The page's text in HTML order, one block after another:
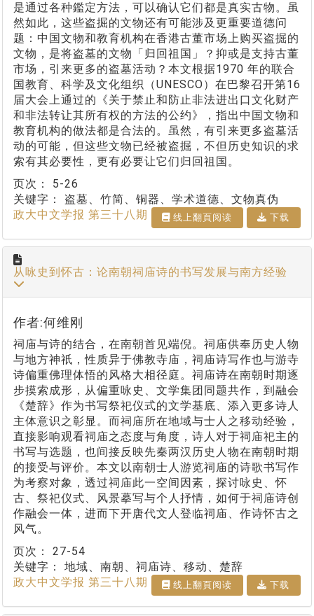
是通过各种鑑定方法，可以确认它们都是真实古物。虽
然如此，这些盗掘的文物还有可能涉及更重要道德问
题：中国文物和教育机构在香港古董市场上购买盗掘的
文物，是将盗墓的文物「归回祖国」？抑或是支持古董
市场，引来更多的盗墓活动？本文根据1970 年的联合
国教育、科学及文化组织（UNESCO）在巴黎召开第16
届大会上通过的《关于禁止和防止非法进出口文化财产
和非法转让其所有权的方法的公约》，指出中国文物和
教育机构的做法都是合法的。虽然，有引来更多盗墓活
动的可能，但这些文物已经被盗掘，不但历史知识的求
索有其必要性，更有必要让它们归回祖国。
页次： 5-26
关键字： 盗墓、竹简、铜器、学术道德、文物真伪
政大中文学报 第三十八期
线上翻⾴阅读 下载
从咏史到怀古：论南朝祠庙诗的书写发展与南方经验
作者:何维刚
祠庙与诗的结合，在南朝首见端倪。祠庙供奉历史人物
与地方神祇，性质异于佛教寺庙，祠庙诗写作也与游寺
诗偏重佛理体悟的风格大相径庭。祠庙诗在南朝时期逐
步摸索成形，从偏重咏史、文学集团同题共作，到融会
《楚辞》作为书写祭祀仪式的文学基底、添入更多诗人
主体意识之彰显。而祠庙所在地域与士人之移动经验，
直接影响观看祠庙之态度与角度，诗人对于祠庙祀主的
书写与选题，也间接反映先秦两汉历史人物在南朝时期
的接受与评价。本文以南朝士人游览祠庙的诗歌书写作
为考察对象，透过祠庙此一空间因素，探讨咏史、怀
古、祭祀仪式、风景摹写与个人抒情，如何于祠庙诗创
作融会一体，进而下开唐代文人登临祠庙、作诗怀古之
风气。
页次： 27-54
关键字： 地域、南朝、祠庙诗、移动、楚辞
政大中文学报 第三十八期
线上翻⾴阅读 下载